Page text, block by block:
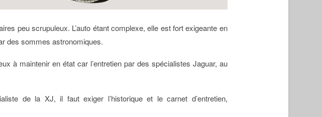
peu scrupuleux. L’auto étant complexe, elle est fort exigeante en
des sommes astronomiques.
à maintenir en état car l’entretien par des spécialistes Jaguar, au
de la XJ, il faut exiger l’historique et le carnet d’entretien,